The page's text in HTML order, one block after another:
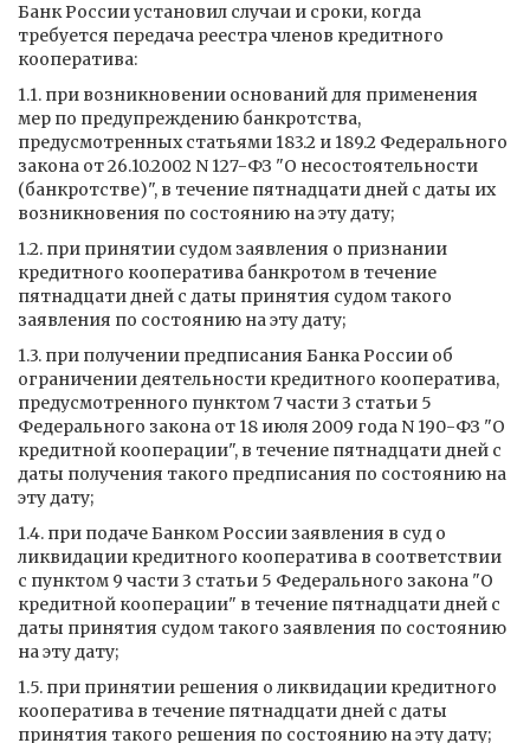
Банк России установил случаи и сроки, когда
требуется передача реестра членов кредитного
кооператива:
1.1. при возникновении оснований для применения
мер по предупреждению банкротства,
предусмотренных статьями 183.2 и 189.2 Федерального
закона от 26.10.2002 N 127-ФЗ "О несостоятельности
(банкротстве)", в течение пятнадцати дней с даты их
возникновения по состоянию на эту дату;
1.2. при принятии судом заявления о признании
кредитного кооператива банкротом в течение
пятнадцати дней с даты принятия судом такого
заявления по состоянию на эту дату;
1.3. при получении предписания Банка России об
ограничении деятельности кредитного кооператива,
предусмотренного пунктом 7 части 3 статьи 5
Федерального закона от 18 июля 2009 года N 190-ФЗ "О
кредитной кооперации", в течение пятнадцати дней с
даты получения такого предписания по состоянию на
эту дату;
1.4. при подаче Банком России заявления в суд о
ликвидации кредитного кооператива в соответствии
с пунктом 9 части 3 статьи 5 Федерального закона "О
кредитной кооперации" в течение пятнадцати дней с
даты принятия судом такого заявления по состоянию
на эту дату;
1.5. при принятии решения о ликвидации кредитного
кооператива в течение пятнадцати дней с даты
принятия такого решения по состоянию на эту дату;